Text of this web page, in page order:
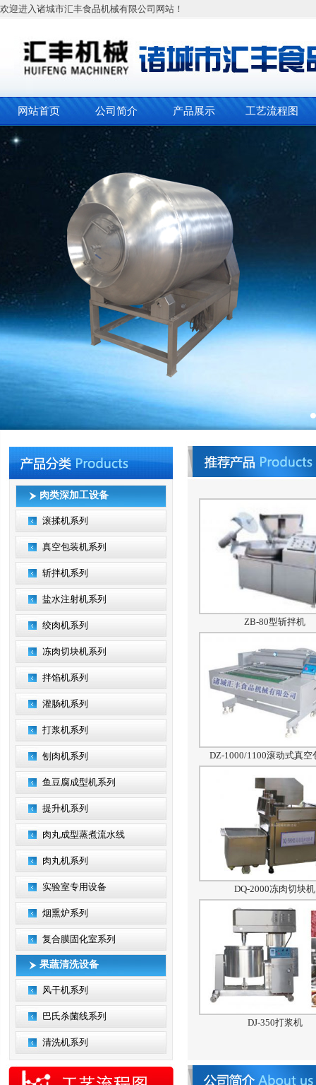
欢迎进入诸城市汇丰食品机械有限公司网站！
网站首页 公司简介 产品展示 工艺流程图
肉类深加工设备
滚揉机系列
真空包装机系列
斩拌机系列
盐水注射机系列
绞肉机系列
冻肉切块机系列
拌馅机系列
灌肠机系列
打浆机系列
刨肉机系列
鱼豆腐成型机系列
提升机系列
肉丸成型蒸煮流水线
肉丸机系列
实验室专用设备
烟熏炉系列
复合膜固化室系列
果蔬清洗设备
风干机系列
巴氏杀菌线系列
清洗机系列
ZB-80型斩拌机
DZ-1000/1100滚动式真空
DQ-2000冻肉切块机
DJ-350打浆机